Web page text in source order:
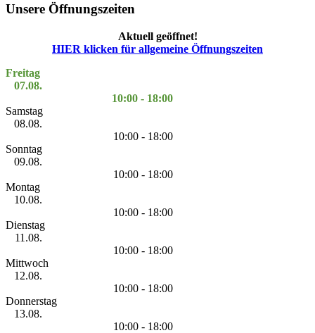
Unsere Öffnungszeiten
Aktuell geöffnet!
HIER klicken für allgemeine Öffnungszeiten
Freitag
07.08.
10:00 - 18:00
Samstag
08.08.
10:00 - 18:00
Sonntag
09.08.
10:00 - 18:00
Montag
10.08.
10:00 - 18:00
Dienstag
11.08.
10:00 - 18:00
Mittwoch
12.08.
10:00 - 18:00
Donnerstag
13.08.
10:00 - 18:00